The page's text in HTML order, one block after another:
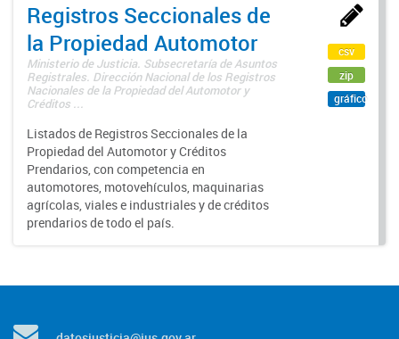
Registros Seccionales de
la Propiedad Automotor
Ministerio de Justicia. Subsecretaría de Asuntos
Registrales. Dirección Nacional de los Registros
Nacionales de la Propiedad del Automotor y
Créditos ...
Listados de Registros Seccionales de la
Propiedad del Automotor y Créditos
Prendarios, con competencia en
automotores, motovehículos, maquinarias
agrícolas, viales e industriales y de créditos
prendarios de todo el país.
csv
zip
gráfico